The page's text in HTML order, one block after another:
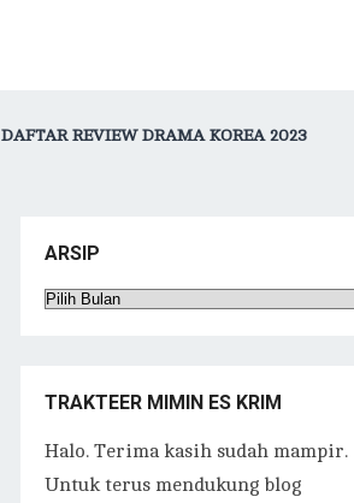
DAFTAR REVIEW DRAMA KOREA 2023
ARSIP
Arsip
TRAKTEER MIMIN ES KRIM
Halo. Terima kasih sudah mampir.
Untuk terus mendukung blog